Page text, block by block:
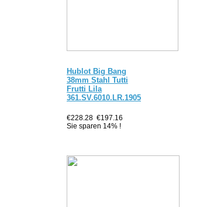
Hublot Big Bang
38mm Stahl Tutti
Frutti Lila
361.SV.6010.LR.1905
€228.28 €197.16
Sie sparen 14% !